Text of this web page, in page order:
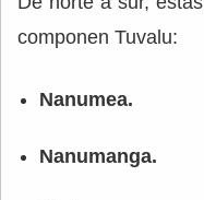
componen Tuvalu:
Nanumea.
Nanumanga.